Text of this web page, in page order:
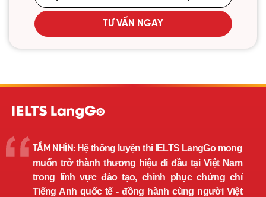
TƯ VẤN NGAY
TẦM NHÌN:Hệ thống luyện thi IELTS LangGo mong
muốn trở thành thương hiệu đi đầu tại Việt Nam
trong lĩnh vực đào tạo, chinh phục chứng chỉ
Tiếng Anh quốc tế - đồng hành cùng người Việt